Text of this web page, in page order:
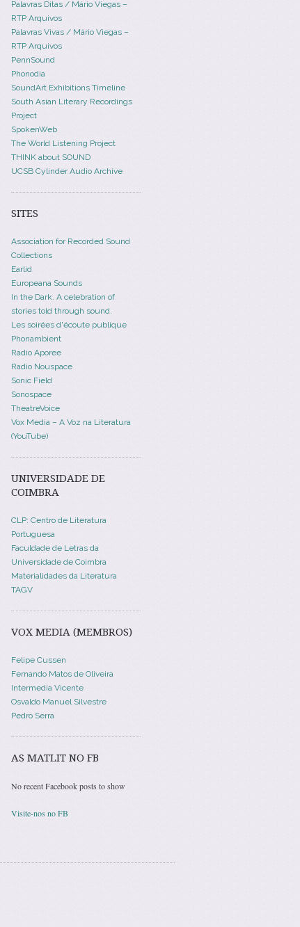
Palavras Ditas / Mário Viegas –
RTP Arquivos
Palavras Vivas / Mário Viegas –
RTP Arquivos
PennSound
Phonodia
SoundArt Exhibitions Timeline
South Asian Literary Recordings
Project
SpokenWeb
The World Listening Project
THINK about SOUND
UCSB Cylinder Audio Archive
SITES
Association for Recorded Sound
Collections
Earlid
Europeana Sounds
In the Dark. A celebration of
stories told through sound.
Les soirées d'écoute publique
Phonambient
Radio Aporee
Radio Nouspace
Sonic Field
Sonospace
TheatreVoice
Vox Media – A Voz na Literatura
(YouTube)
UNIVERSIDADE DE
COIMBRA
CLP: Centro de Literatura
Portuguesa
Faculdade de Letras da
Universidade de Coimbra
Materialidades da Literatura
TAGV
VOX MEDIA (MEMBROS)
Felipe Cussen
Fernando Matos de Oliveira
Intermedia Vicente
Osvaldo Manuel Silvestre
Pedro Serra
AS MATLIT NO FB
No recent Facebook posts to show
Visite-nos no FB